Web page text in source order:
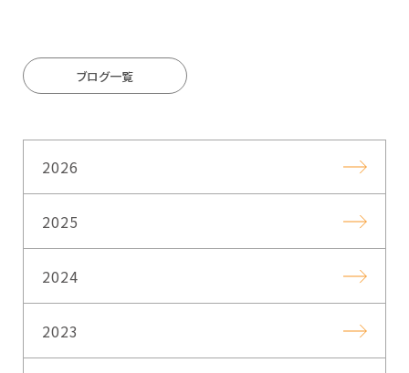
ブログ一覧
2026
2025
2024
2023